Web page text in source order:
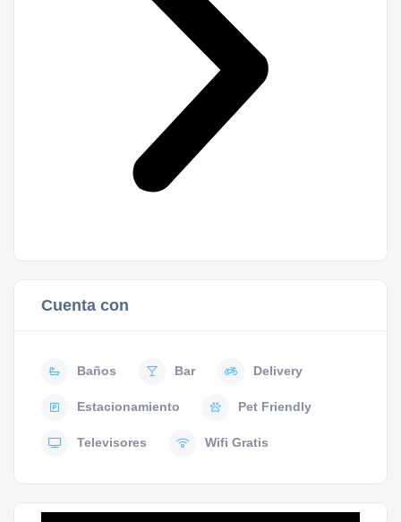
Cuenta con
Baños Bar Delivery
Estacionamiento Pet Friendly
Televisores Wifi Gratis